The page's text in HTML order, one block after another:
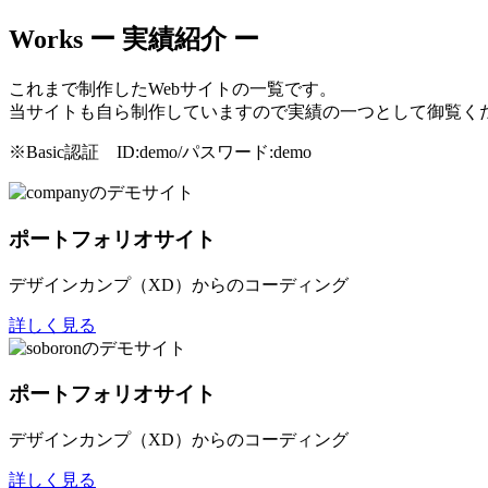
Works ー 実績紹介 ー
これまで制作したWebサイトの一覧です。
当サイトも自ら制作していますので実績の一つとして御覧く
※Basic認証 ID:demo/パスワード:demo
ポートフォリオサイト
デザインカンプ（XD）からのコーディング
詳しく見る
ポートフォリオサイト
デザインカンプ（XD）からのコーディング
詳しく見る